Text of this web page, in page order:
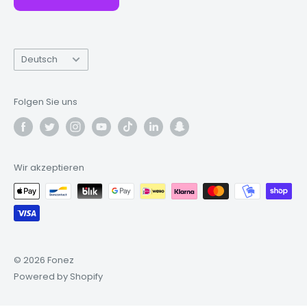
Produkte sind identisch.)
Sprache
Deutsch
Folgen Sie uns
Wir akzeptieren
© 2026 Fonez
Powered by Shopify